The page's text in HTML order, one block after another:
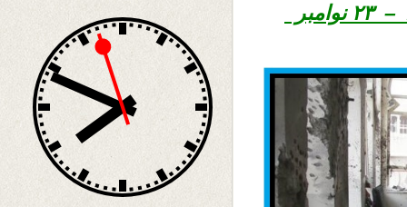
تاریخ نشر چهار شنبه سوم قوس ۱۳۹۵ – ۲۳ نوامبر